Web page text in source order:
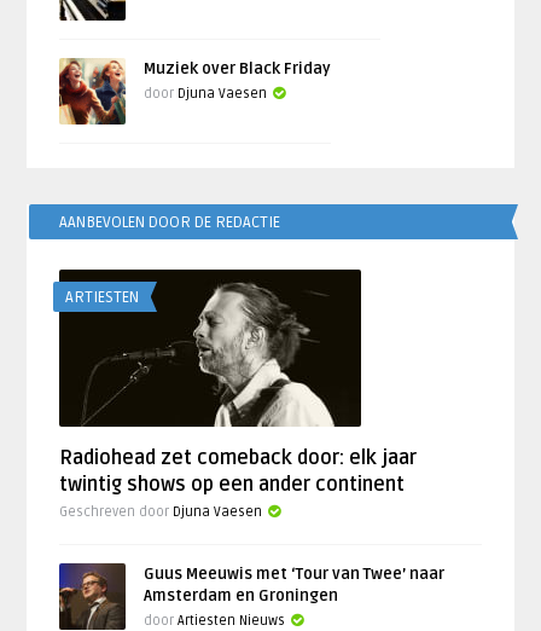
Muziek over Black Friday
door Djuna Vaesen
AANBEVOLEN DOOR DE REDACTIE
ARTIESTEN
Radiohead zet comeback door: elk jaar
twintig shows op een ander continent
Geschreven door Djuna Vaesen
Guus Meeuwis met ‘Tour van Twee’ naar
Amsterdam en Groningen
doorArtiesten Nieuws